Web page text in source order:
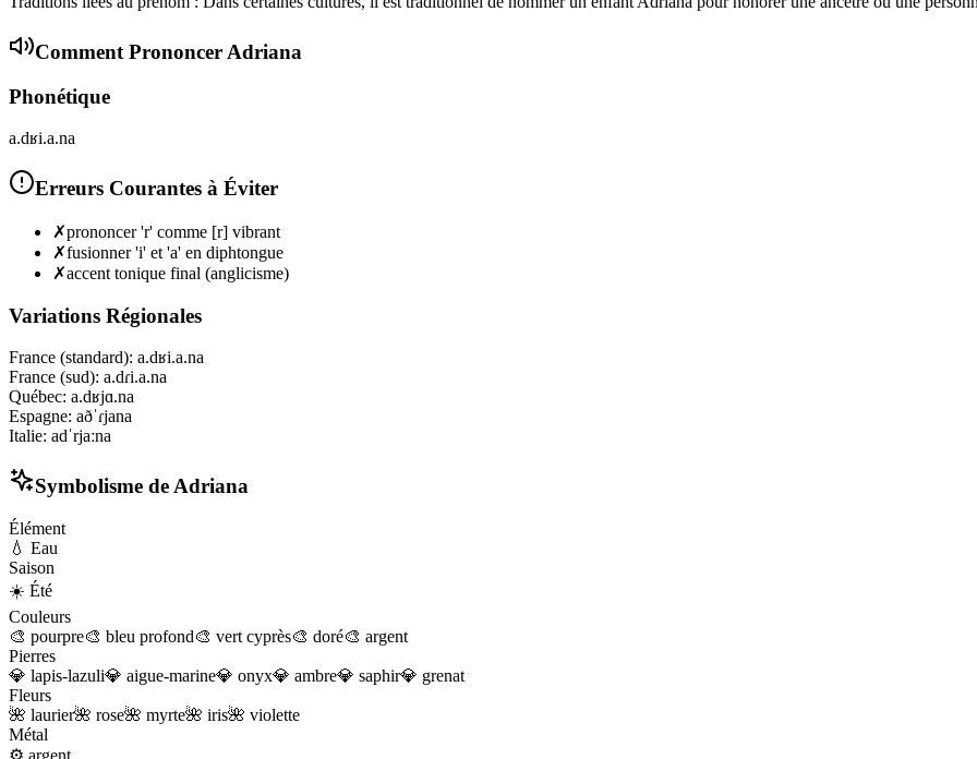
Comment Prononcer Adriana
Phonétique
a.dʁi.a.na
Erreurs Courantes à Éviter
✗prononcer 'r' comme [r] vibrant
✗fusionner 'i' et 'a' en diphtongue
✗accent tonique final (anglicisme)
Variations Régionales
France (standard): a.dʁi.a.na
France (sud): a.dɾi.a.na
Québec: a.dʁjɑ.na
Espagne: aðˈɾjana
Italie: adˈrjaːna
Symbolisme de Adriana
Élément
💧 Eau
Saison
☀️ Été
Couleurs
🎨 pourpre🎨 bleu profond🎨 vert cyprès🎨 doré🎨 argent
Pierres
💎 lapis-lazuli💎 aigue-marine💎 onyx💎 ambre💎 saphir💎 grenat
Fleurs
🌺 laurier🌺 rose🌺 myrte🌺 iris🌺 violette
Métal
⚙️ argent